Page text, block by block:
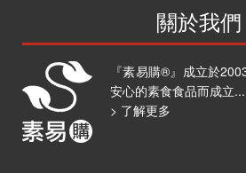
關於我們
『素易購®』成立於
安心的素食食品而成立...
> 了解更多